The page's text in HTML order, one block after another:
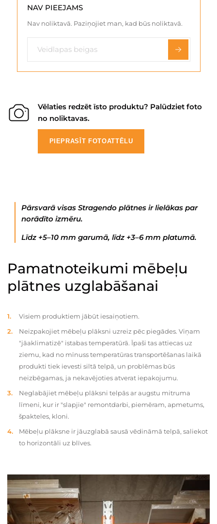
NAV PIEEJAMS
Nav noliktavā. Paziņojiet man, kad būs noliktavā.
Vēlaties redzēt īsto produktu? Palūdziet foto
no noliktavas.
PIEPRASĪT FOTOATTĒLU
Pārsvarā visas Stragendo plātnes ir lielākas par
norādīto izmēru.
Līdz +5–10 mm garumā, līdz +3–6 mm platumā.
Pamatnoteikumi mēbeļu
plātnes uzglabāšanai
Visiem produktiem jābūt iesaiņotiem.
Neizpakojiet mēbeļu plāksni uzreiz pēc piegādes. Viņam
"jāaklimatizē" istabas temperatūrā. Īpaši tas attiecas uz
ziemu, kad no mīnuss temperatūras transportēšanas laikā
produkti tiek ievesti siltā telpā, un problēmas būs
neizbēgamas, ja nekavējoties atverat iepakojumu.
Neglabājiet mēbeļu plāksni telpās ar augstu mitruma
līmeni, kur ir "slapjie" remontdarbi, piemēram, apmetums,
špakteles, kloni.
Mēbeļu plāksne ir jāuzglabā sausā vēdināmā telpā, saliekot
to horizontāli uz blīves.